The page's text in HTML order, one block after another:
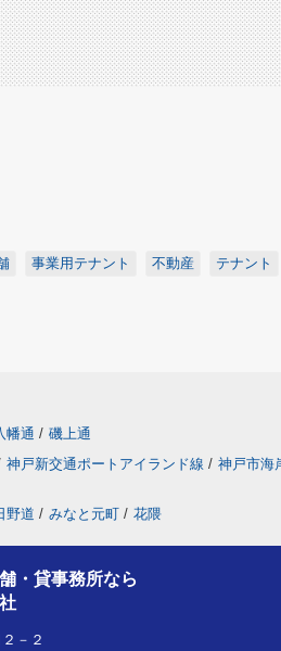
事業用テナント 不動産 テナント
幡通 / 磯上通
神戸新交通ポートアイランド線 / 神戸市海
野道 / みなと元町 / 花隈
・貸事務所なら
－２